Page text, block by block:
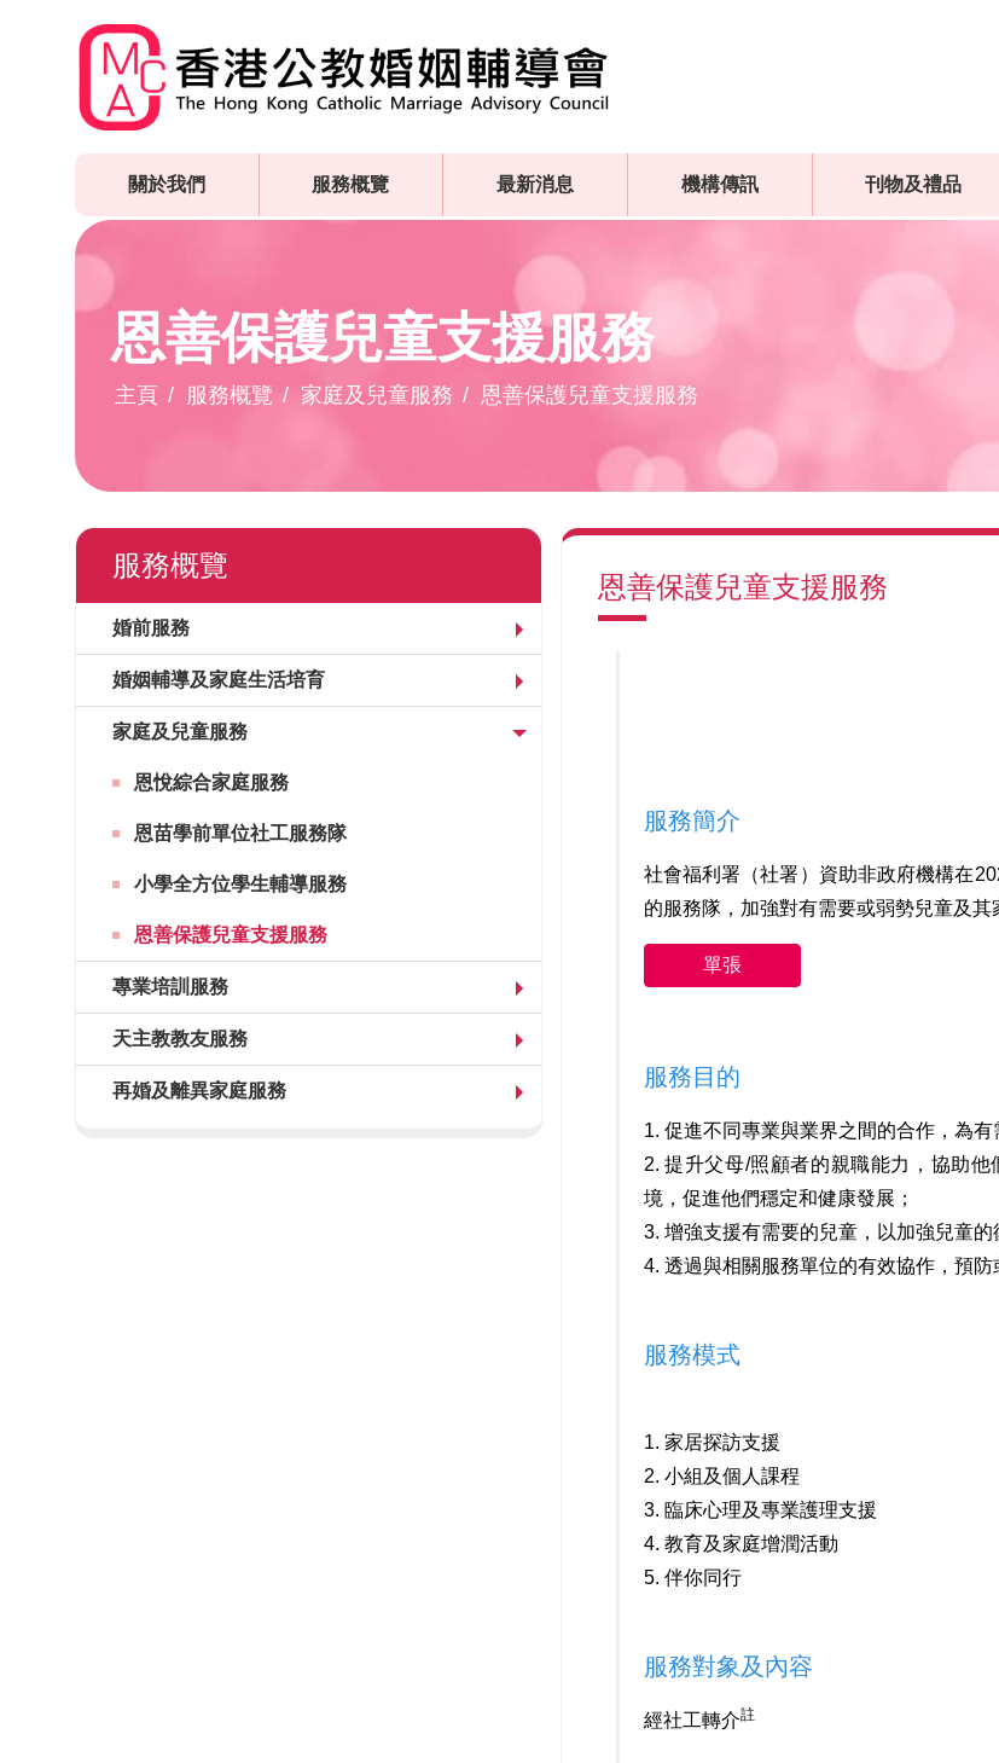
關於我們 服務概覽 最新消息 機構傳訊 刊物及禮品
恩善保護兒童支援服務
主頁 服務概覽 家庭及兒童服務 恩善保護兒童支援服務
服務概覽
婚前服務
婚姻輔導及家庭生活培育
家庭及兒童服務
恩悅綜合家庭服務
恩苗學前單位社工服務隊
小學全方位學生輔導服務
恩善保護兒童支援服務
專業培訓服務
天主教教友服務
再婚及離異家庭服務
恩善保護兒童支援服務
服務簡介
社會福利署（社署）資助非政府機構在
的服務隊，加強對有需要或弱勢兒童及其
單張
服務目的
1. 促進不同專業與業界之間的合作，為有
2. 提升父母/照顧者的親職能力，協助
境，促進他們穩定和健康發展；
3. 增強支援有需要的兒童，以加強兒童的
4. 透過與相關服務單位的有效協作，預防
服務模式
1. 家居探訪支援
2. 小組及個人課程
3. 臨床心理及專業護理支援
4. 教育及家庭增潤活動
5. 伴你同行
服務對象及內容
經社工轉介註